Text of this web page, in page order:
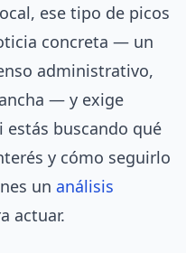
ese tipo de picos
concreta — un
administrativo,
— y exige
estás buscando qué
y cómo seguirlo
un análisis
actuar.